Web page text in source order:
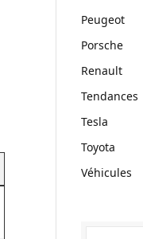
Peugeot
Porsche
Renault
Tendances
Tesla
Toyota
Véhicules